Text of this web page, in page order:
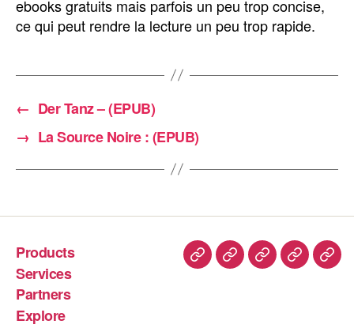
ebooks gratuits mais parfois un peu trop concise,
ce qui peut rendre la lecture un peu trop rapide.
← Der Tanz – (EPUB)
→ La Source Noire : (EPUB)
Products
Services
Partners
Explore